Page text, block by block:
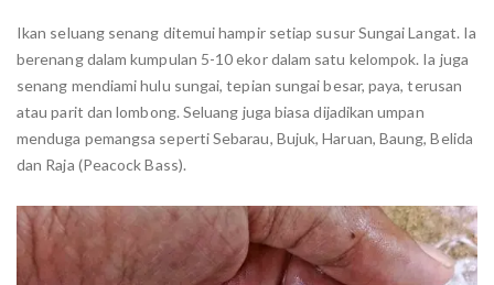
Ikan seluang senang ditemui hampir setiap susur Sungai Langat. Ia
berenang dalam kumpulan 5-10 ekor dalam satu kelompok. Ia juga
senang mendiami hulu sungai, tepian sungai besar, paya, terusan
atau parit dan lombong. Seluang juga biasa dijadikan umpan
menduga pemangsa seperti Sebarau, Bujuk, Haruan, Baung, Belida
dan Raja (Peacock Bass).